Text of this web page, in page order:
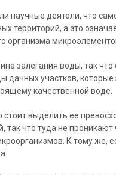
научные деятели, что
территорий, а это
организма
залегания воды, так
участков, которые
качественной воде.
выделить её
так что туда не проникают
К тому же,